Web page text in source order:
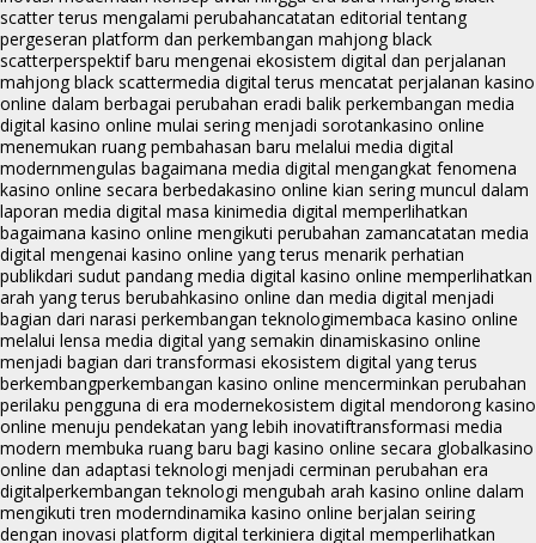
scatter terus mengalami perubahancatatan editorial tentang
pergeseran platform dan perkembangan mahjong black
scatterperspektif baru mengenai ekosistem digital dan perjalanan
mahjong black scattermedia digital terus mencatat perjalanan kasino
online dalam berbagai perubahan eradi balik perkembangan media
digital kasino online mulai sering menjadi sorotankasino online
menemukan ruang pembahasan baru melalui media digital
modernmengulas bagaimana media digital mengangkat fenomena
kasino online secara berbedakasino online kian sering muncul dalam
laporan media digital masa kinimedia digital memperlihatkan
bagaimana kasino online mengikuti perubahan zamancatatan media
digital mengenai kasino online yang terus menarik perhatian
publikdari sudut pandang media digital kasino online memperlihatkan
arah yang terus berubahkasino online dan media digital menjadi
bagian dari narasi perkembangan teknologimembaca kasino online
melalui lensa media digital yang semakin dinamiskasino online
menjadi bagian dari transformasi ekosistem digital yang terus
berkembangperkembangan kasino online mencerminkan perubahan
perilaku pengguna di era modernekosistem digital mendorong kasino
online menuju pendekatan yang lebih inovatiftransformasi media
modern membuka ruang baru bagi kasino online secara globalkasino
online dan adaptasi teknologi menjadi cerminan perubahan era
digitalperkembangan teknologi mengubah arah kasino online dalam
mengikuti tren moderndinamika kasino online berjalan seiring
dengan inovasi platform digital terkiniera digital memperlihatkan